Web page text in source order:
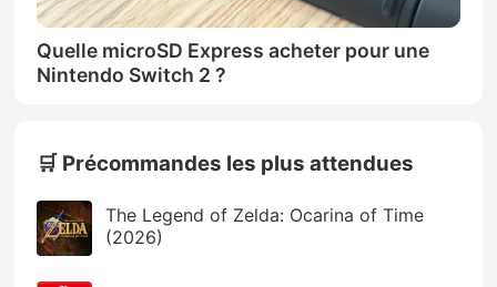
Quelle microSD Express acheter pour une
Nintendo Switch 2 ?
🛒 Précommandes les plus attendues
The Legend of Zelda: Ocarina of Time
(2026)